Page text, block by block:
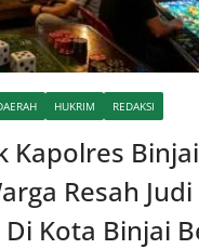
HUKRIM REDAKSI
Kapolres
Resah Judi
Kota Binjai